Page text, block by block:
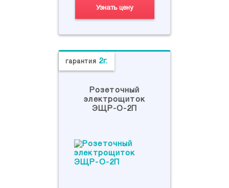
Узнать цену
гарантия 2г.
Розеточный
электрощиток
ЭЩР-О-2П